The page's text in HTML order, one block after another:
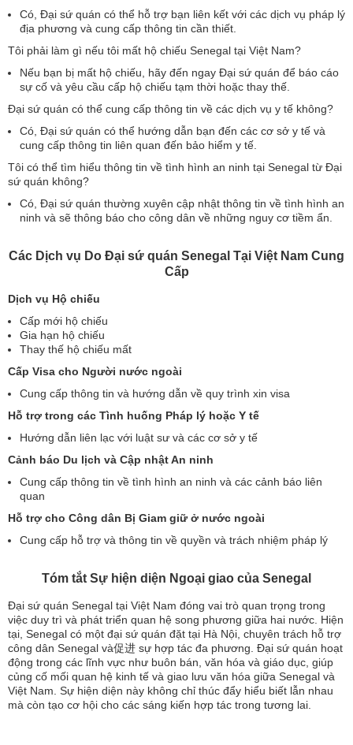
Có, Đại sứ quán có thể hỗ trợ bạn liên kết với các dịch vụ pháp lý
địa phương và cung cấp thông tin cần thiết.
Tôi phải làm gì nếu tôi mất hộ chiếu Senegal tại Việt Nam?
Nếu bạn bị mất hộ chiếu, hãy đến ngay Đại sứ quán để báo cáo
sự cố và yêu cầu cấp hộ chiếu tạm thời hoặc thay thế.
Đại sứ quán có thể cung cấp thông tin về các dịch vụ y tế không?
Có, Đại sứ quán có thể hướng dẫn bạn đến các cơ sở y tế và
cung cấp thông tin liên quan đến bảo hiểm y tế.
Tôi có thể tìm hiểu thông tin về tình hình an ninh tại Senegal từ Đại
sứ quán không?
Có, Đại sứ quán thường xuyên cập nhật thông tin về tình hình an
ninh và sẽ thông báo cho công dân về những nguy cơ tiềm ẩn.
Các Dịch vụ Do Đại sứ quán Senegal Tại Việt Nam Cung
Cấp
Dịch vụ Hộ chiếu
Cấp mới hộ chiếu
Gia hạn hộ chiếu
Thay thế hộ chiếu mất
Cấp Visa cho Người nước ngoài
Cung cấp thông tin và hướng dẫn về quy trình xin visa
Hỗ trợ trong các Tình huống Pháp lý hoặc Y tế
Hướng dẫn liên lạc với luật sư và các cơ sở y tế
Cảnh báo Du lịch và Cập nhật An ninh
Cung cấp thông tin về tình hình an ninh và các cảnh báo liên
quan
Hỗ trợ cho Công dân Bị Giam giữ ở nước ngoài
Cung cấp hỗ trợ và thông tin về quyền và trách nhiệm pháp lý
Tóm tắt Sự hiện diện Ngoại giao của Senegal
Đại sứ quán Senegal tại Việt Nam đóng vai trò quan trọng trong
việc duy trì và phát triển quan hệ song phương giữa hai nước. Hiện
tại, Senegal có một đại sứ quán đặt tại Hà Nội, chuyên trách hỗ trợ
công dân Senegal và促进 sự hợp tác đa phương. Đại sứ quán hoạt
động trong các lĩnh vực như buôn bán, văn hóa và giáo dục, giúp
củng cố mối quan hệ kinh tế và giao lưu văn hóa giữa Senegal và
Việt Nam. Sự hiện diện này không chỉ thúc đẩy hiểu biết lẫn nhau
mà còn tạo cơ hội cho các sáng kiến hợp tác trong tương lai.